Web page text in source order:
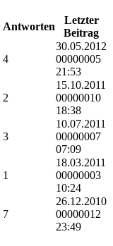
Antworten
Letzter
Beitrag
4
30.05.2012
00000005
21:53
2
15.10.2011
00000010
18:38
3
10.07.2011
00000007
07:09
1
18.03.2011
00000003
10:24
7
26.12.2010
00000012
23:49